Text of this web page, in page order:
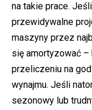
na takie prace.
przewidywalne
maszyny przez
się amortyzować –
przeliczeniu na
wynajmu. Jeśli
sezonowy lub